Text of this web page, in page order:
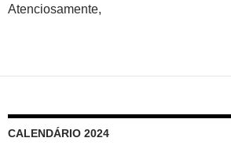
Atenciosamente,
CALENDÁRIO 2024